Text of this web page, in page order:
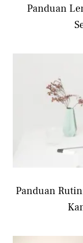
Panduan
Panduan